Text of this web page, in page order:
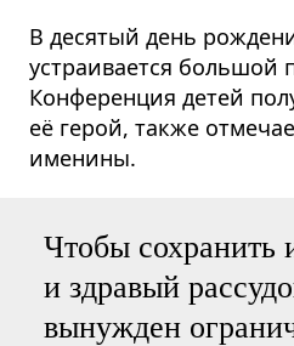
В десятый день
устраивается большой
Конференция детей
её герой, также
именины.
Чтобы сохранить
и здравый
вынужден